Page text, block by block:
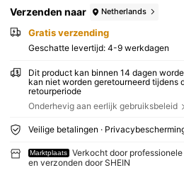
Verzenden naar Netherlands
Gratis verzending
Geschatte levertijd: 4-9 werkdagen
Dit product kan binnen 14 dagen
kan niet worden geretourneerd tijdens
retourperiode
Onderhevig aan eerlijk gebruiksbeleid
Veilige betalingen ·
Marktplaats
Verkocht door
en verzonden door SHEIN